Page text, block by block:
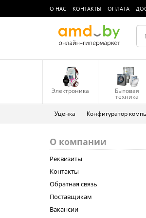
О НАС КОНТАКТЫ ОПЛАТА
Электроника Бытовая
техника
Уценка Конфигуратор
О компании
Реквизиты
Контакты
Обратная связь
Поставщикам
Вакансии